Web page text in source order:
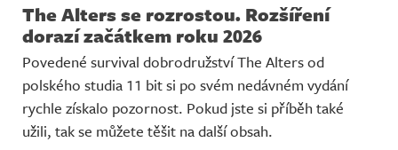
The Alters se rozrostou. Rozšíření
dorazí začátkem roku 2026
Povedené survival dobrodružství The Alters od
polského studia 11 bit si po svém nedávném vydání
rychle získalo pozornost. Pokud jste si příběh také
užili, tak se můžete těšit na další obsah.